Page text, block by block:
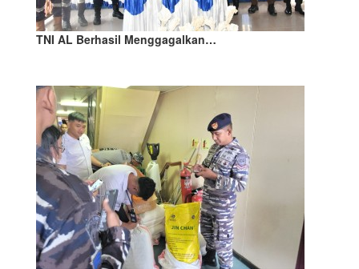
TNI AL Berhasil Menggagalkan…